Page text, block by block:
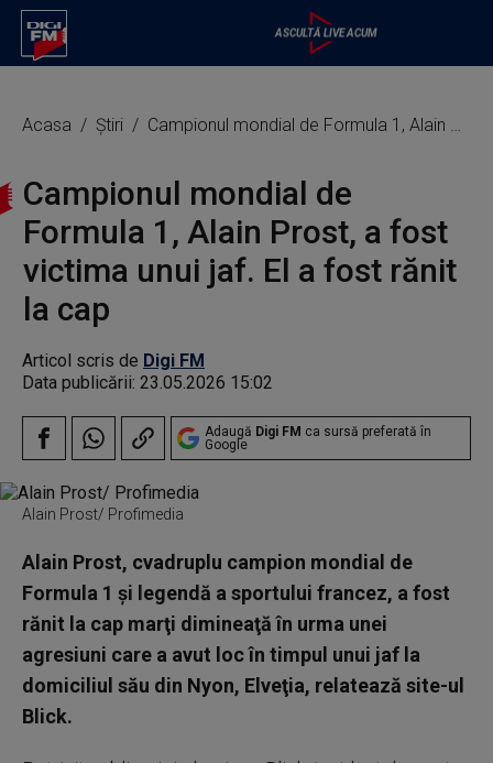
Acasa Știri Campionul mondial de Formula 1, Alain Prost, a fost victima unui jaf. El a fost rănit la cap
Campionul mondial de
Formula 1, Alain Prost, a fost
victima unui jaf. El a fost rănit
la cap
Articol scris de Digi FM
Data publicării: 23.05.2026 15:02
Adaugă Digi FM ca sursă preferată în
Google
Alain Prost/ Profimedia
Alain Prost, cvadruplu campion mondial de
Formula 1 şi legendă a sportului francez, a fost
rănit la cap marţi dimineaţă în urma unei
agresiuni care a avut loc în timpul unui jaf la
domiciliul său din Nyon, Elveţia, relatează site-ul
Blick.